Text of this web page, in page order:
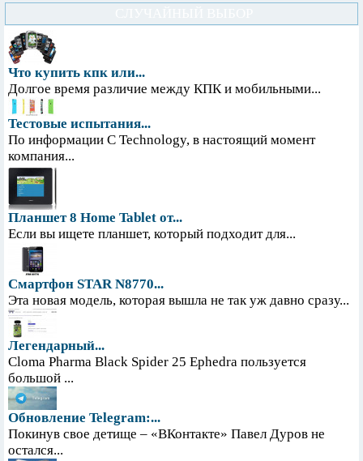
Что купить кпк или...
Долгое время различие между КПК и мобильными...
Тестовые испытания...
По информации С Technology, в настоящий момент
компания...
Планшет 8 Home Tablet от...
Если вы ищете планшет, который подходит для...
Смартфон STAR N8770...
Эта новая модель, которая вышла не так уж давно сразу...
Легендарный...
Cloma Pharma Black Spider 25 Ephedra пользуется
большой ...
Обновление Telegram:...
Покинув свое детище – «ВКонтакте» Павел Дуров не
остался...